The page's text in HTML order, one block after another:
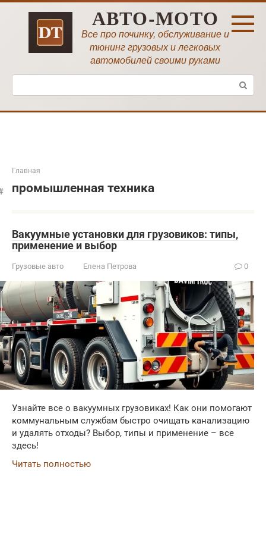
Перейти
АВТО-МОТО
Все про починку, обслуживание и
тюнинг грузовых и легковых
автомобилей своими руками
Поиск:
Главная
промышленная техника
Вакуумные установки для грузовиков: типы,
применение и выбор
Грузовые авто Елена Петрова 0
Узнайте все о вакуумных грузовиках! Как они помогают
коммунальным службам быстро очищать канализацию
и удалять отходы? Выбор, типы и применение – все
здесь!
Читать полностью